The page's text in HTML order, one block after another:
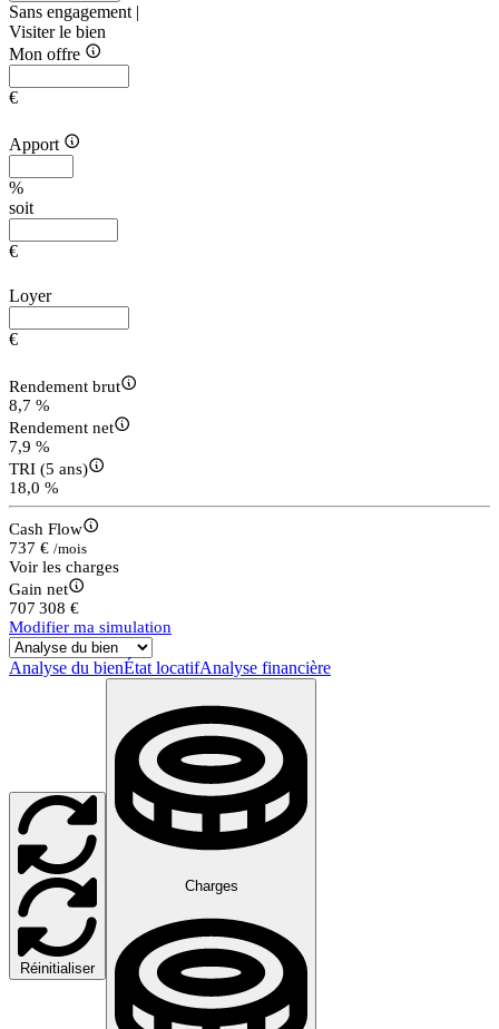
Sans engagement |
Visiter le bien
Mon offre
€
Apport
%
soit
€
Loyer
€
Rendement brut
8,7 %
Rendement net
7,9 %
TRI (5 ans)
18,0 %
Cash Flow
737 € /mois
Voir les charges
Gain net
707 308 €
Modifier ma simulation
Analyse du bienÉtat locatifAnalyse financière
Réinitialiser
Charges